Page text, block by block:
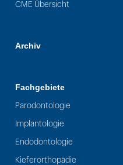
CME Übersicht
Archiv
Fachgebiete
Parodontologie
Implantologie
Endodontologie
Kieferorthopädie